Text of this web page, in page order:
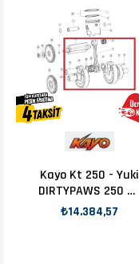
Kayo Kt 250 - Yuki
DIRTYPAWS 250 2T
KRANK KOMPLE
₺14.384,57